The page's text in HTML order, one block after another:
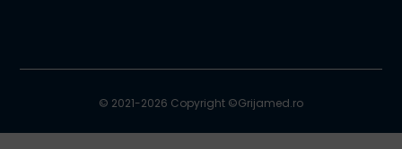
© 2021-2026 Copyright ©Grijamed.ro